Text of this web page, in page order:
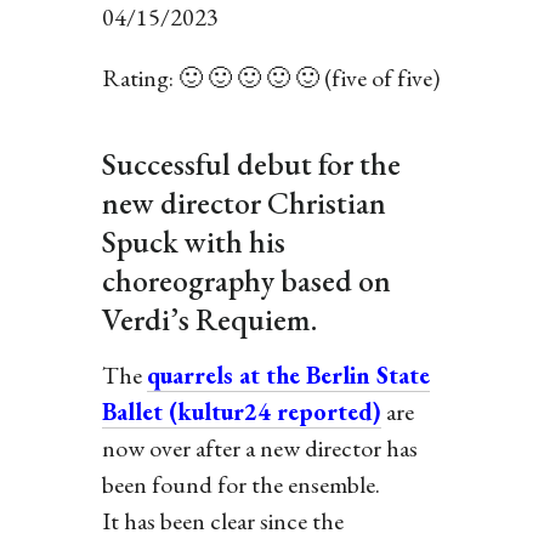
04/15/2023
Rating: 🙂 🙂 🙂 🙂 🙂 (five of five)
Successful debut for the
new director Christian
Spuck with his
choreography based on
Verdi’s Requiem.
Thequarrels at the Berlin State
Ballet (kultur24 reported) are
now over after a new director has
been found for the ensemble.
It has been clear since the